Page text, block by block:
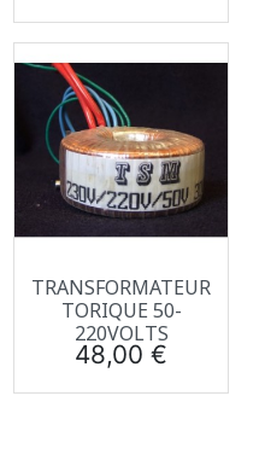
TRANSFORMATEUR
TORIQUE 50-
220VOLTS
Prix
48,00 €